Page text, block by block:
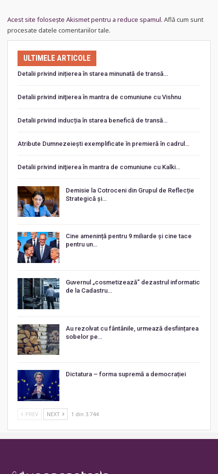
Acest site folosește Akismet pentru a reduce spamul. Află cum sunt
procesate datele comentariilor tale.
ULTIMELE ARTICOLE
Detalii privind inițierea în starea minunată de transă…
Detalii privind iniţierea în mantra de comuniune cu Vishnu
Detalii privind inducția în starea benefică de transă…
Atribute Dumnezeiești exemplificate în premieră în cadrul…
Detalii privind iniţierea în mantra de comuniune cu Kalki…
Demisie la Cotroceni din Grupul de Reflecție
Strategică și…
Cine amenință pentru 9 miliarde și cine tace
pentru un…
Guvernul „cosmetizează” dezastrul informatic
de la Cadastru…
Au rezolvat cu fântânile, urmează desființarea
sobelor pe…
Dictatura – forma supremă a democrației
PREV NEXT 1 din 3.744